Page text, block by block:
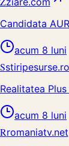
Candidata
acum 8 luni
Sstiripesurse.ro
Realitatea
acum 8 luni
Rromaniatv.net